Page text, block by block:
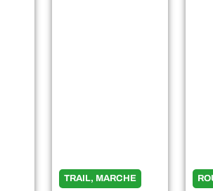
TRAIL, MARCHE